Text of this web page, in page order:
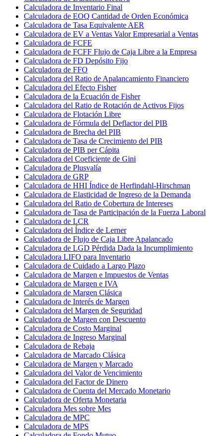
Calculadora de Inventario Final
Calculadora de EOQ Cantidad de Orden Económica
Calculadora de Tasa Equivalente AER
Calculadora de EV a Ventas Valor Empresarial a Ventas
Calculadora de FCFE
Calculadora de FCFF Flujo de Caja Libre a la Empresa
Calculadora de FD Depósito Fijo
Calculadora de FFO
Calculadora del Ratio de Apalancamiento Financiero
Calculadora del Efecto Fisher
Calculadora de la Ecuación de Fisher
Calculadora del Ratio de Rotación de Activos Fijos
Calculadora de Flotación Libre
Calculadora de Fórmula del Deflactor del PIB
Calculadora de Brecha del PIB
Calculadora de Tasa de Crecimiento del PIB
Calculadora de PIB per Cápita
Calculadora del Coeficiente de Gini
Calculadora de Plusvalía
Calculadora de GRP
Calculadora de HHI Índice de Herfindahl-Hirschman
Calculadora de Elasticidad de Ingreso de la Demanda
Calculadora del Ratio de Cobertura de Intereses
Calculadora de Tasa de Participación de la Fuerza Laboral
Calculadora de LCR
Calculadora del Índice de Lerner
Calculadora de Flujo de Caja Libre Apalancado
Calculadora de LGD Pérdida Dada la Incumplimiento
Calculadora LIFO para Inventario
Calculadora de Cuidado a Largo Plazo
Calculadora de Margen e Impuestos de Ventas
Calculadora de Margen e IVA
Calculadora de Margen Clásica
Calculadora de Interés de Margen
Calculadora del Margen de Seguridad
Calculadora de Margen con Descuento
Calculadora de Costo Marginal
Calculadora de Ingreso Marginal
Calculadora de Rebaja
Calculadora de Marcado Clásica
Calculadora de Margen y Marcado
Calculadora del Valor de Vencimiento
Calculadora del Factor de Dinero
Calculadora de Cuenta del Mercado Monetario
Calculadora de Oferta Monetaria
Calculadora Mes sobre Mes
Calculadora de MPC
Calculadora de MPS